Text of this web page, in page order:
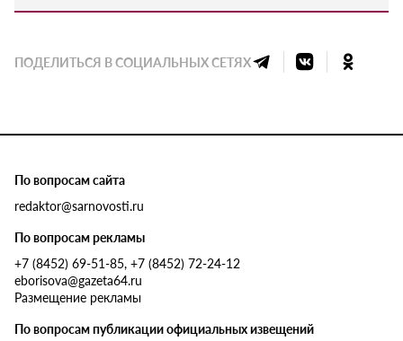
ПОДЕЛИТЬСЯ В СОЦИАЛЬНЫХ СЕТЯХ
По вопросам сайта
redaktor@sarnovosti.ru
По вопросам рекламы
+7 (8452) 69-51-85, +7 (8452) 72-24-12
eborisova@gazeta64.ru
Размещение рекламы
По вопросам публикации официальных извещений